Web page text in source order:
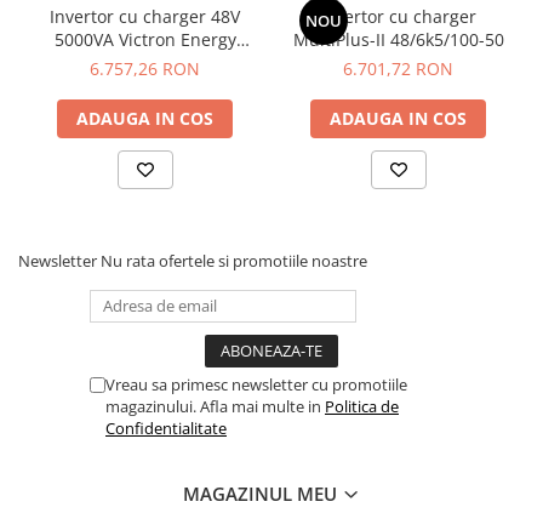
Color Control GX sau Venus GX, de la reglarea unitatii dvs. Multi
pana la a porni automat un generator de rezerva si mai mult...
Invertor cu charger 48V
5000VA Victron Energy
MultiPlus II GX 48/5000/70-
6.757,26 RON
ADAUGA IN COS
NOU
Invertor cu charger
MultiPlus-II 48/6k5/100-50
6.701,72 RON
ADAUGA IN COS
Newsletter Nu rata ofertele si promotiile noastre
Vreau sa primesc newsletter cu promotiile
magazinului. Afla mai multe in Politica de
Confidentialitate
MAGAZINUL MEU